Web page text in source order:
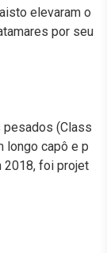
elevaram o
por seu
pesados (Class
longo capô e p
2018, foi projet